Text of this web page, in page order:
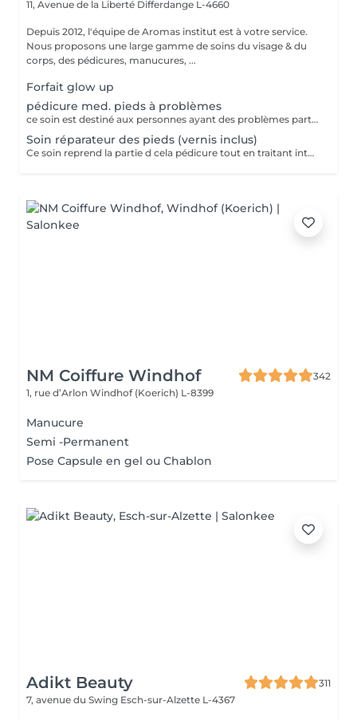
11, Avenue de la Liberté Differdange L-4660
Depuis 2012, l'équipe de Aromas institut est à votre service.
Nous proposons une large gamme de soins du visage & du
corps, des pédicures, manucures, ...
Forfait glow up
pédicure med. pieds à problèmes
ce soin est destiné aux personnes ayant des problèmes particuliers aux pieds. vernis non inclus
Soin réparateur des pieds (vernis inclus)
Ce soin reprend la partie d cela pédicure tout en traitant intensément les pieds déshydratés grace un masque spécifique (pose vernis inclus). Pensez a ramener des chaussures ouvertes pour la pose de vernis. Nous vous prions de bien vouloir respecter votre rendez-vous. En prenant rendez-vous, vous occupez une place, dont une autre personne aurait éventuellement besoin. Tout rendez-vous non annulé 24h en avance, est susceptible d'être facturé. (Si vous ne pouvez pas vous présenter à votre RDV, proposez-le éventuellement à un proche ou à un ami) Toute l'équipe de Aromas Institut vous remercie pour votre respect et votre compréhension.
NM Coiffure Windhof
342
1, rue d’Arlon Windhof (Koerich) L-8399
Manucure
Semi -Permanent
Pose Capsule en gel ou Chablon
Adikt Beauty
311
7, avenue du Swing Esch-sur-Alzette L-4367